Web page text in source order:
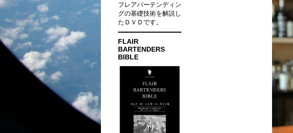
フレアバーテンディン
グの基礎技術を解説し
たＤＶＤです。
FLAIR
BARTENDERS
BIBLE